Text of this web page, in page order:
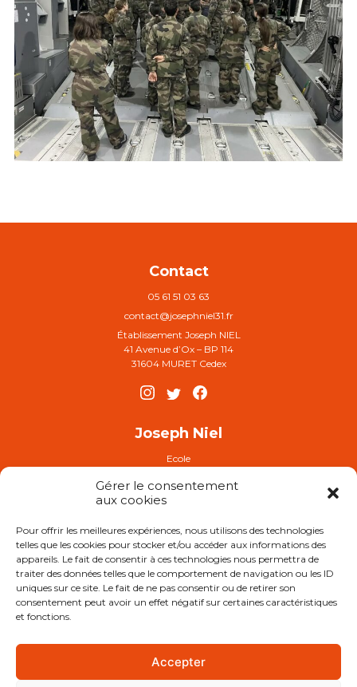
Gérer le consentement
aux cookies
Pour offrir les meilleures expériences, nous utilisons des technologies
telles que les cookies pour stocker et/ou accéder aux informations des
appareils. Le fait de consentir à ces technologies nous permettra de
traiter des données telles que le comportement de navigation ou les ID
uniques sur ce site. Le fait de ne pas consentir ou de retirer son
consentement peut avoir un effet négatif sur certaines caractéristiques
et fonctions.
Accepter
Contact
05 61 51 03 63
contact@josephniel31.fr
Établissement Joseph NIEL
41 Avenue d’Ox – BP 114
31604 MURET Cedex
Joseph Niel
Ecole
Plaquette établissement
FAQ
Demande d’inscription
Notre Association des Anciens